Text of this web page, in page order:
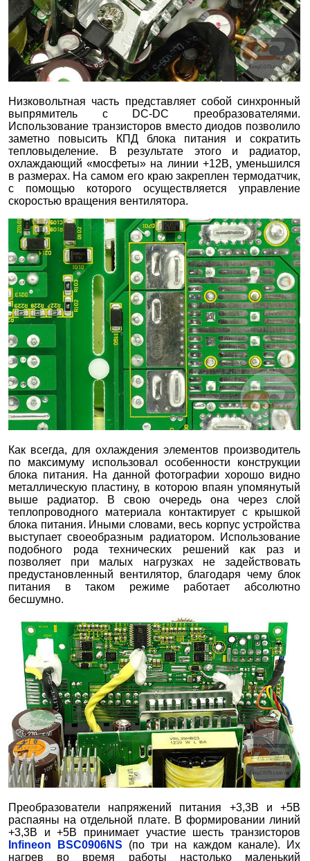
Низковольтная часть представляет собой синхронный
выпрямитель с DC-DC преобразователями.
Использование транзисторов вместо диодов позволило
заметно повысить КПД блока питания и сократить
тепловыделение. В результате этого и радиатор,
охлаждающий «мосфеты» на линии +12В, уменьшился
в размерах. На самом его краю закреплен термодатчик,
с помощью которого осуществляется управление
скоростью вращения вентилятора.
Как всегда, для охлаждения элементов производитель
по максимуму использовал особенности конструкции
блока питания. На данной фотографии хорошо видно
металлическую пластину, в которою впаян упомянутый
выше радиатор. В свою очередь она через слой
теплопроводного материала контактирует с крышкой
блока питания. Иными словами, весь корпус устройства
выступает своеобразным радиатором. Использование
подобного рода технических решений как раз и
позволяет при малых нагрузках не задействовать
предустановленный вентилятор, благодаря чему блок
питания в таком режиме работает абсолютно
бесшумно.
Преобразователи напряжений питания +3,3В и +5В
распаяны на отдельной плате. В формировании линий
+3,3В и +5В принимает участие шесть транзисторов
Infineon BSC0906NS (по три на каждом канале). Их
нагрев во время работы настолько маленький